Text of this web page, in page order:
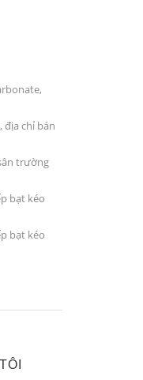
địa chỉ bán
trường
bạt kéo
bạt kéo